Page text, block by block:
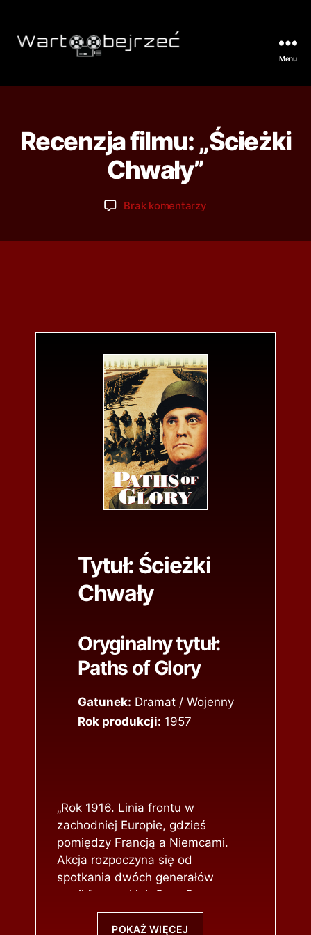
Menu
Recenzja filmu: „Ścieżki
Chwały”
Brak komentarzy
Tytuł: Ścieżki
Chwały
Oryginalny tytuł:
Paths of Glory
Gatunek: Dramat / Wojenny
Rok produkcji: 1957
„Rok 1916. Linia frontu w
zachodniej Europie, gdzieś
pomiędzy Francją a Niemcami.
Akcja rozpoczyna się od
spotkania dwóch generałów
armii francuskiej. Gen. George
Broulard, kusząc gen. Paula
Mireau perspektywą rychłego
POKAŻ WIĘCEJ